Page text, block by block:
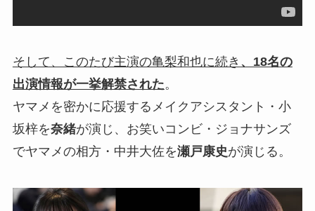
そして、このたび主演の亀梨和也に続き 、18名の
出演情報が一挙解禁された。
ヤマメを密かに応援するメイクアシスタント・小
坂梓を奈緒が演じ、お笑いコンビ・ジョナサンズ
でヤマメの相方・中井大佐を瀬戸康史が演じる。